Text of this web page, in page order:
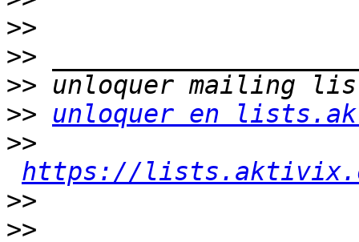
>>
>>
>>
>>
unloquer en
>>
https://
>>
>>